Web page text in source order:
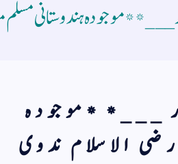
*موجودہ ہندوستانی مسلم
___* *موجودہ
رضی الاسلام ندوی